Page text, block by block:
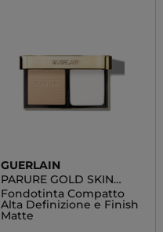
GUERLAIN
PARURE GOLD SKIN
CONTROL
Fondotinta Compatto
Alta Definizione e Finish
Matte